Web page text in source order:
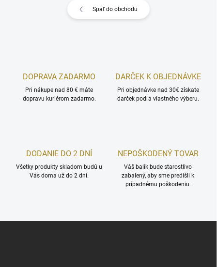
Späť do obchodu
DOPRAVA ZADARMO
Pri nákupe nad 80 € máte
dopravu kuriérom zadarmo.
DARČEK K OBJEDNÁVKE
Pri objednávke nad 30€ získate
darček podľa vlastného výberu.
DODANIE DO 2 DNÍ
Všetky produkty skladom budú u
Vás doma už do 2 dní.
NEPOŠKODENÝ TOVAR
Váš balík bude starostlivo
zabalený, aby sme predišli k
prípadnému poškodeniu.